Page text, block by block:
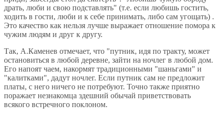
драть, люби и свою подставлять" (т.е. если любишь гостить,
ходить в гости, люби и к себе принимать, либо сам угощать) .
Это качество как нельзя лучше выражает отношение помора к
чужим людям и друг к другу.
Так, А.Каменев отмечает, что "путник, идя по тракту, может
остановиться в любой деревне, зайти на ночлег в любой дом.
Его напоят чаем, накормят традиционными "шаньгами" и
"калитками", дадут ночлег. Если путник сам не предложит
платы, с него ничего не потребуют. Точно также приятно
поражает незнакомца здешний обычай приветствовать
всякого встречного поклоном.